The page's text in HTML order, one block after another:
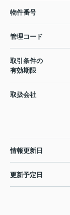
物件番号
管理コード
取引条件の
有効期限
取扱会社
情報更新日
更新予定日